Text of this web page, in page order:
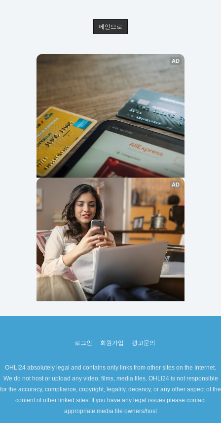
메인으로
로그인 회원가입 광고문의
OHLI24 absolutely legal and contains only links from other sites on the Internet.
We do not host or upload any video, films, media files. OHLI24 is not responsible
for the accuracy, compliance, copyright, legality, decency, or any other aspect of the
content of other linked sites. If you have any legal issues please contact
appropriate media file owners/host